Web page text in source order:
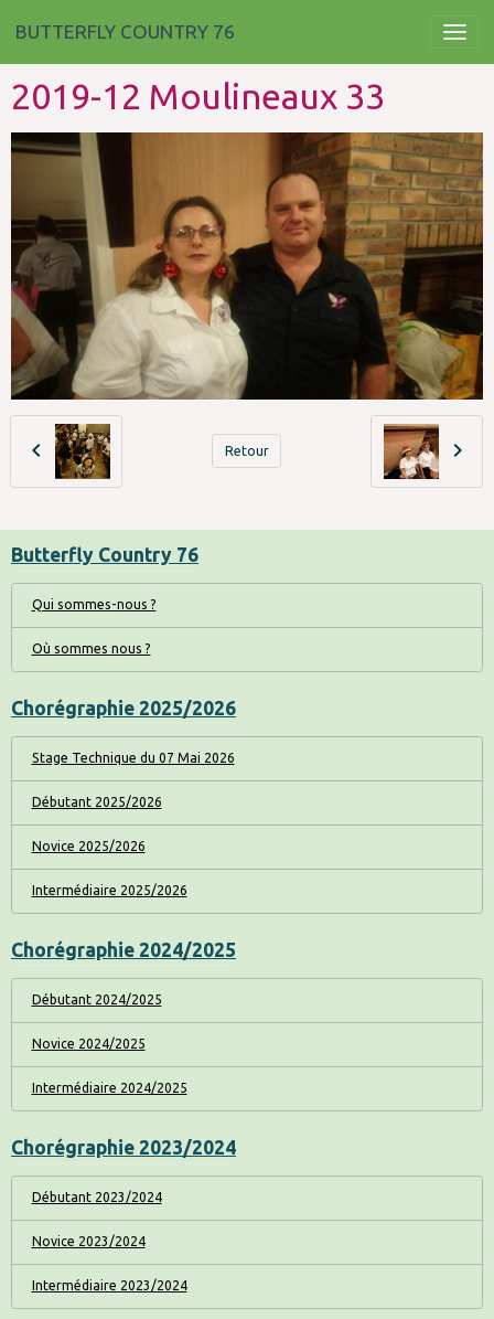
BUTTERFLY COUNTRY 76
2019-12 Moulineaux 33
Retour
Butterfly Country 76
Qui sommes-nous ?
Où sommes nous ?
Chorégraphie 2025/2026
Stage Technique du 07 Mai 2026
Débutant 2025/2026
Novice 2025/2026
Intermédiaire 2025/2026
Chorégraphie 2024/2025
Débutant 2024/2025
Novice 2024/2025
Intermédiaire 2024/2025
Chorégraphie 2023/2024
Débutant 2023/2024
Novice 2023/2024
Intermédiaire 2023/2024